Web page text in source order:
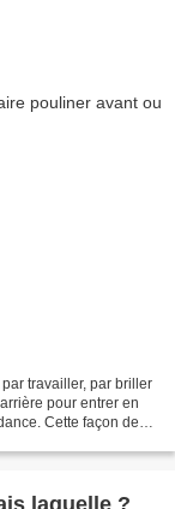
travailler, par briller
pour entrer en
Cette façon de